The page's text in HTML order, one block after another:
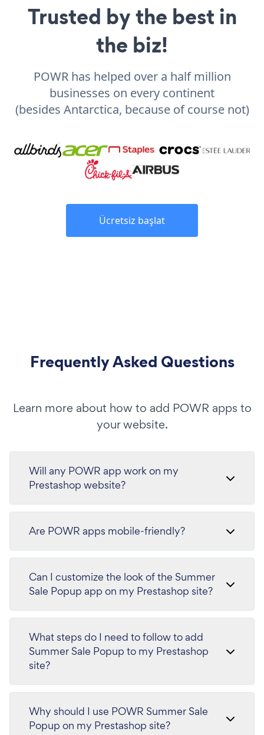
Trusted by the best in
the biz!
POWR has helped over a half million
businesses on every continent
(besides Antarctica, because of course not)
Ücretsiz başlat
Frequently Asked Questions
Learn more about how to add POWR apps to
your website.
Will any POWR app work on my
Prestashop website?
Are POWR apps mobile-friendly?
Can I customize the look of the Summer
Sale Popup app on my Prestashop site?
What steps do I need to follow to add
Summer Sale Popup to my Prestashop
site?
Why should I use POWR Summer Sale
Popup on my Prestashop site?